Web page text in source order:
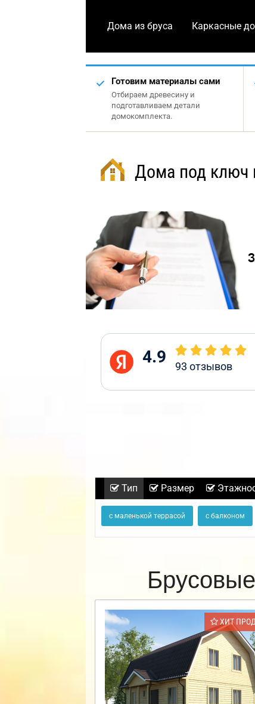
Дома из бруса Каркасные
Готовим материалы сами
Отбираем древесину и
подготавливаем детали
домокомплекта.
Дома под ключ
4.9 93 отзывов
Тип Размер
с маленькой террасой с балконом
ХИТ